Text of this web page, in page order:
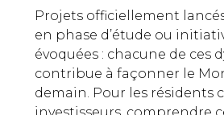
Projets officiellement
en phase d’étude ou
évoquées : chacune de ces
contribue à façonner le
demain. Pour les résidents